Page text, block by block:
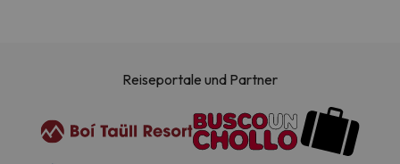
Reiseportale und Partner